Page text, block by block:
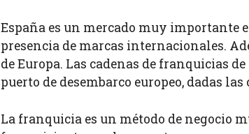
España es un mercado muy importante
presencia de marcas internacionales.
de Europa. Las cadenas de franquicias
puerto de desembarco europeo, dadas
La franquicia es un método de negocio